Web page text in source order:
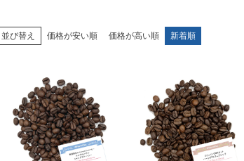
並び替え 価格が安い順 価格が高い順 新着順